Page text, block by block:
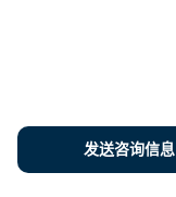
发送咨询信息